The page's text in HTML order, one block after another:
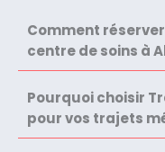
Comment
centre de soins à
Pourquoi choisir
pour vos trajets